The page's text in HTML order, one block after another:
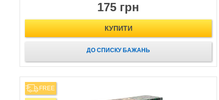
175 грн
КУПИТИ
ДО СПИСКУ БАЖАНЬ
FREE